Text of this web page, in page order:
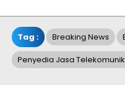
Tag : Breaking News
Penyedia Jasa